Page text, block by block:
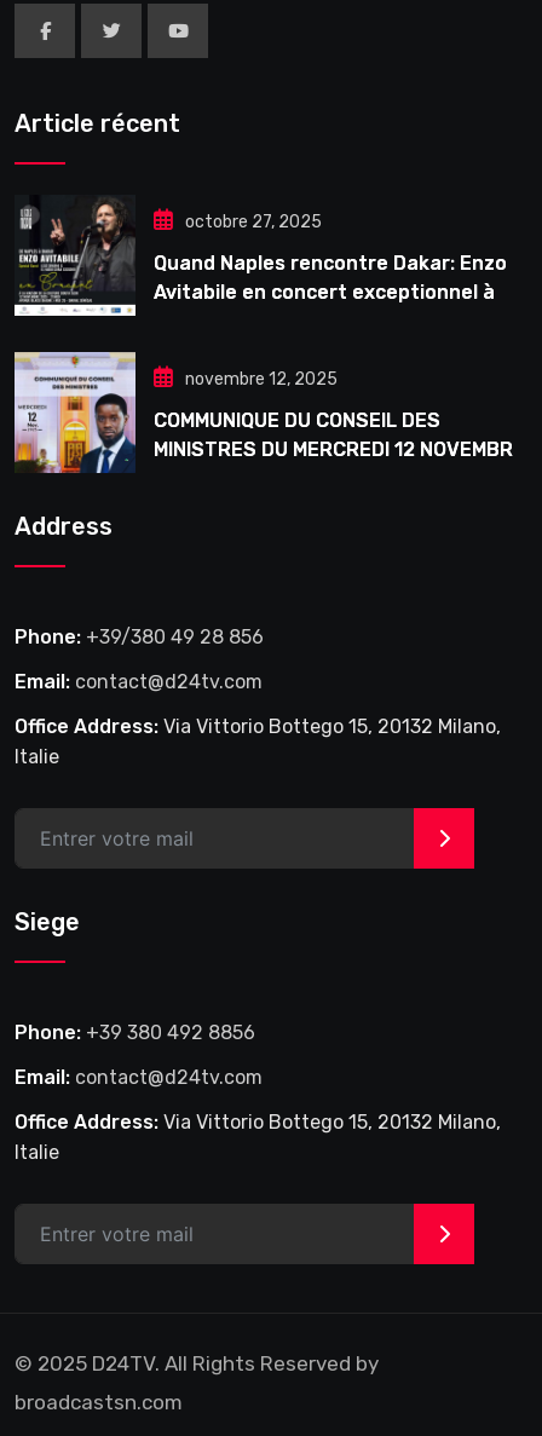
Article récent
octobre 27, 2025
Quand Naples rencontre Dakar: Enzo
Avitabile en concert exceptionnel à
novembre 12, 2025
COMMUNIQUE DU CONSEIL DES
MINISTRES DU MERCREDI 12 NOVEMBRE
Address
Phone: +39/380 49 28 856
Email: contact@d24tv.com
Office Address: Via Vittorio Bottego 15, 20132 Milano,
Italie
>
Siege
Phone: +39 380 492 8856
Email: contact@d24tv.com
Office Address: Via Vittorio Bottego 15, 20132 Milano,
Italie
>
© 2025 D24TV. All Rights Reserved by
broadcastsn.com